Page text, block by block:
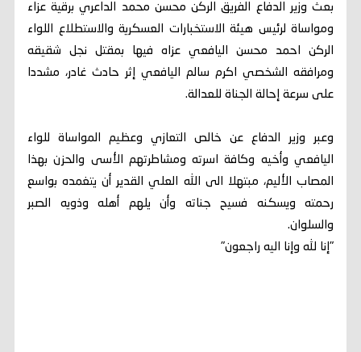
بعث وزير الدفاع الفريق الركن محسن محمد الداعري برقية عزاء
ومواساة لرئيس هيئة الاستخبارات العسكرية والاستطلاع اللواء
الركن احمد محسن اليافعي عزاه فيها بمقتل نجل شقيقه
ومرافقه الشخصي اكرم سالم اليافعي إثر حادث غادر، مشددا
على سرعة إحالة الجناة للعدالة.
وعبر وزير الدفاع عن خالص التعازي وعظيم المواساة للواء
اليافعي وأخيه وكافة اسرته ومشاطرتهم الأسى والحزن بهذا
المصاب الأليم، مبتهلا الى الله العلي القدير أن يتغمده بواسع
رحمته ويسكنه فسيح جناته وأن يلهم أهله وذويه الصبر
والسلوان.
"إنا لله وإنا اليه راجعون"